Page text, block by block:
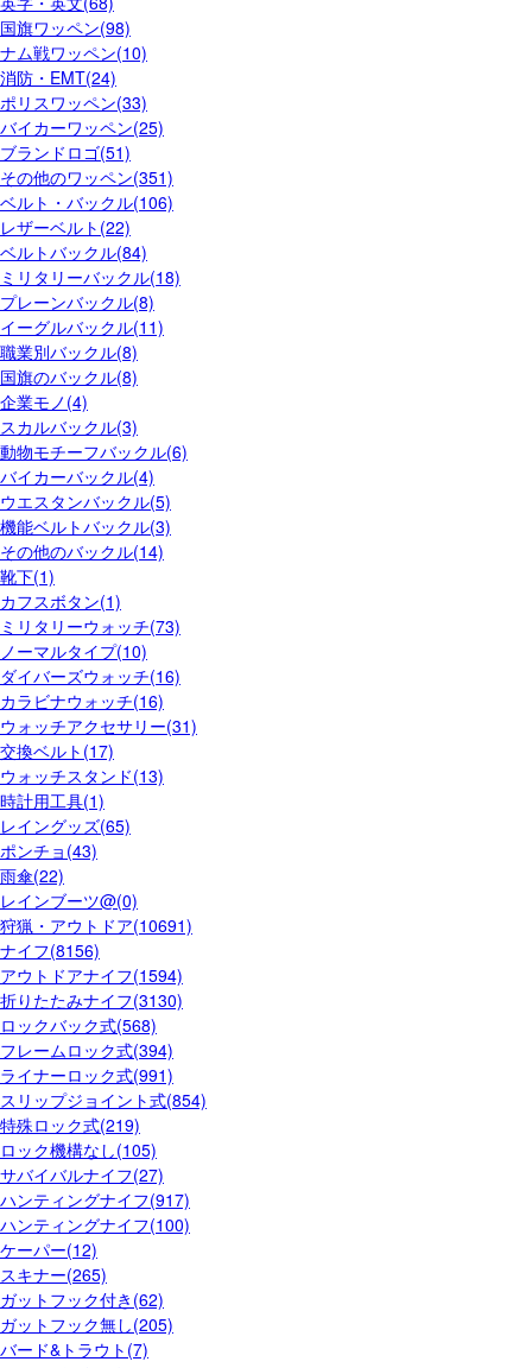
国旗ワッペン(98)
ナム戦ワッペン(10)
消防・EMT(24)
ポリスワッペン(33)
バイカーワッペン(25)
ブランドロゴ(51)
その他のワッペン(351)
ベルト・バックル(106)
レザーベルト(22)
ベルトバックル(84)
ミリタリーバックル(18)
プレーンバックル(8)
イーグルバックル(11)
職業別バックル(8)
国旗のバックル(8)
企業モノ(4)
スカルバックル(3)
動物モチーフバックル(6)
バイカーバックル(4)
ウエスタンバックル(5)
機能ベルトバックル(3)
その他のバックル(14)
靴下(1)
カフスボタン(1)
ミリタリーウォッチ(73)
ノーマルタイプ(10)
ダイバーズウォッチ(16)
カラビナウォッチ(16)
ウォッチアクセサリー(31)
交換ベルト(17)
ウォッチスタンド(13)
時計用工具(1)
レイングッズ(65)
ポンチョ(43)
雨傘(22)
レインブーツ@(0)
狩猟・アウトドア(10691)
ナイフ(8156)
アウトドアナイフ(1594)
折りたたみナイフ(3130)
ロックバック式(568)
フレームロック式(394)
ライナーロック式(991)
スリップジョイント式(854)
特殊ロック式(219)
ロック機構なし(105)
サバイバルナイフ(27)
ハンティングナイフ(917)
ハンティングナイフ(100)
ケーパー(12)
スキナー(265)
ガットフック付き(62)
ガットフック無し(205)
バード&トラウト(7)